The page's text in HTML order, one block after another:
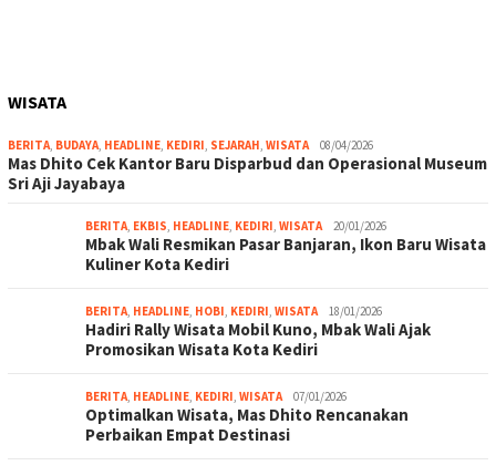
WISATA
BERITA, BUDAYA, HEADLINE, KEDIRI, SEJARAH, WISATA 08/04/2026
Mas Dhito Cek Kantor Baru Disparbud dan Operasional Museum
Sri Aji Jayabaya
BERITA, EKBIS, HEADLINE, KEDIRI, WISATA 20/01/2026
Mbak Wali Resmikan Pasar Banjaran, Ikon Baru Wisata
Kuliner Kota Kediri
BERITA, HEADLINE, HOBI, KEDIRI, WISATA 18/01/2026
Hadiri Rally Wisata Mobil Kuno, Mbak Wali Ajak
Promosikan Wisata Kota Kediri
BERITA, HEADLINE, KEDIRI, WISATA 07/01/2026
Optimalkan Wisata, Mas Dhito Rencanakan
Perbaikan Empat Destinasi